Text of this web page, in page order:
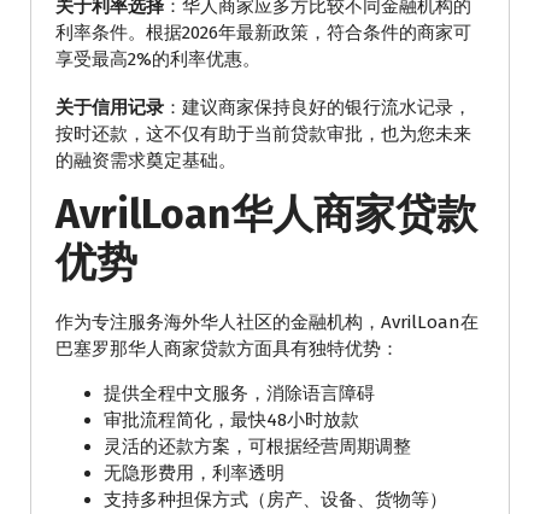
关于利率选择 ：华人商家应多方比较不同金融机构的
利率条件。根据2026年最新政策，符合条件的商家可
享受最高2%的利率优惠。
关于信用记录 ：建议商家保持良好的银行流水记录，
按时还款，这不仅有助于当前贷款审批，也为您未来
的融资需求奠定基础。
AvrilLoan华人商家贷款
优势
作为专注服务海外华人社区的金融机构，AvrilLoan在
巴塞罗那华人商家贷款方面具有独特优势：
提供全程中文服务，消除语言障碍
审批流程简化，最快48小时放款
灵活的还款方案，可根据经营周期调整
无隐形费用，利率透明
支持多种担保方式（房产、设备、货物等）